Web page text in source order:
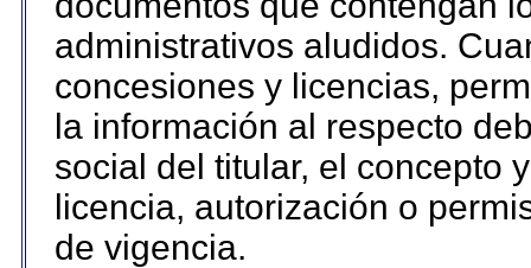
administrativos aludidos.
concesiones y licencias,
la información al respecto
social del titular, el concepto
licencia, autorización o
de vigencia.